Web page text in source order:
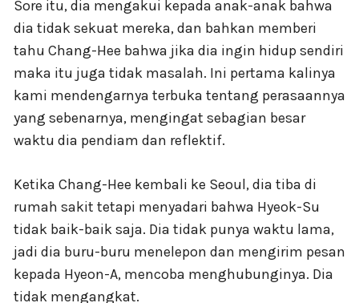
Sore itu, dia mengakui kepada anak-anak bahwa
dia tidak sekuat mereka, dan bahkan memberi
tahu Chang-Hee bahwa jika dia ingin hidup sendiri
maka itu juga tidak masalah. Ini pertama kalinya
kami mendengarnya terbuka tentang perasaannya
yang sebenarnya, mengingat sebagian besar
waktu dia pendiam dan reflektif.
Ketika Chang-Hee kembali ke Seoul, dia tiba di
rumah sakit tetapi menyadari bahwa Hyeok-Su
tidak baik-baik saja. Dia tidak punya waktu lama,
jadi dia buru-buru menelepon dan mengirim pesan
kepada Hyeon-A, mencoba menghubunginya. Dia
tidak mengangkat.